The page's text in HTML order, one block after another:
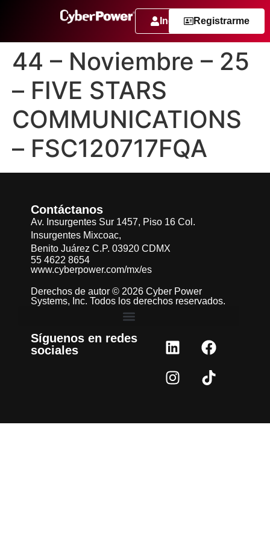
IngresarRegistrarme
44 – Noviembre – 25
– FIVE STARS
COMMUNICATIONS
– FSC120717FQA
Contáctanos
Av. Insurgentes Sur 1457, Piso 16 Col.
Insurgentes Mixcoac,
Benito Juárez C.P. 03920 CDMX
55 4622 8654
www.cyberpower.com/mx/es
Derechos de autor © 2026 Cyber Power
Systems, Inc. Todos los derechos reservados.
Síguenos en redes
sociales